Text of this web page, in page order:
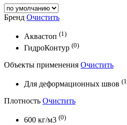
Бренд Очистить
Аквастоп (1)
ГидроКонтур (0)
Объекты применения Очистить
Для деформационных швов
Плотность Очистить
600 кг/м3 (0)